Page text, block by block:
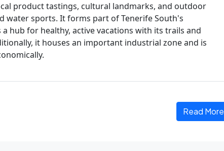
product tastings, cultural landmarks, and outdoor
water sports. It forms part of Tenerife South's
hub for healthy, active vacations with its trails and
it houses an important industrial zone and is
Read More